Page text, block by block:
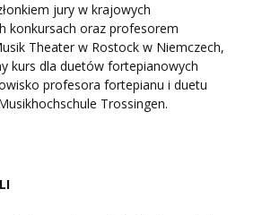
jury w krajowych
konkursach oraz profesorem
Theater w Rostock w Niemczech,
kurs dla duetów fortepianowych
profesora fortepianu i duetu
Trossingen.